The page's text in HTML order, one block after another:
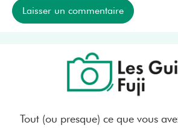
Tout (ou presque) ce que vous